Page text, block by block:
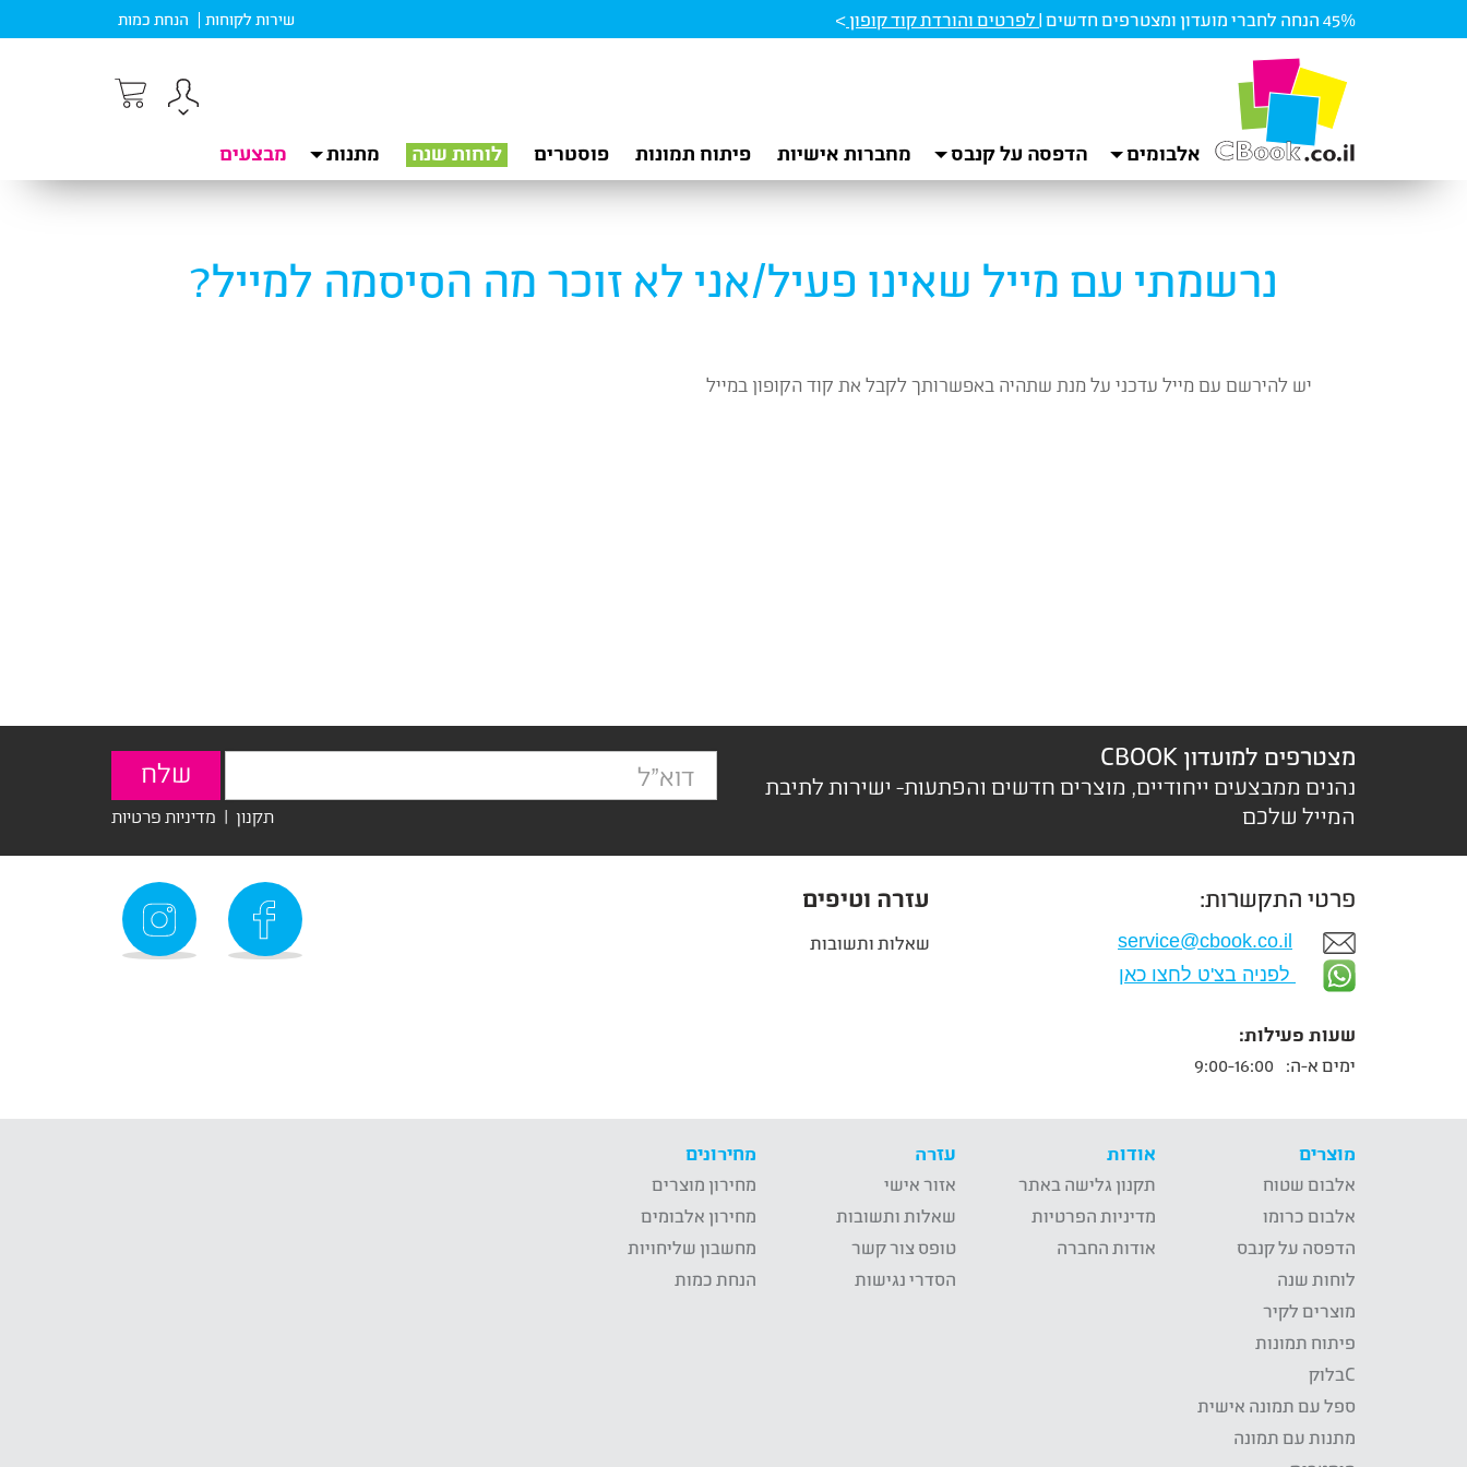
45% הנחה לחברי מועדון ומצטרפים חדשים | לפרטים והורדת קוד קופון> שירות לקוחות הנחת כמות
אלבומים הדפסה על קנבס מחברות אישיות פיתוח תמונות פוסטרים לוחות שנה מתנות מבצעים
נרשמתי עם מייל שאינו פעיל/אני לא זוכר מה הסיסמה למייל?
יש להירשם עם מייל עדכני על מנת שתהיה באפשרותך לקבל את קוד הקופון במייל
מצטרפים למועדון CBOOK
נהנים ממבצעים ייחודיים, מוצרים חדשים והפתעות- ישירות לתיבת
המייל שלכם
תקנון | מדיניות פרטיות
פרטי התקשרות:
service@cbook.co.il
לפניה בצ'ט לחצו כאן
שעות פעילות:
ימים א-ה:
עזרה וטיפים
שאלות ותשובות
מוצרים
אלבום שטוח
אלבום כרומו
הדפסה על קנבס
לוחות שנה
מוצרים לקיר
פיתוח תמונות
Cבלוק
ספל עם תמונה אישית
מתנות עם תמונה
אודות
תקנון גלישה באתר
מדיניות הפרטיות
אודות החברה
עזרה
אזור אישי
שאלות ותשובות
טופס צור קשר
הסדרי נגישות
מחירונים
מחירון מוצרים
מחירון אלבומים
מחשבון שליחויות
הנחת כמות